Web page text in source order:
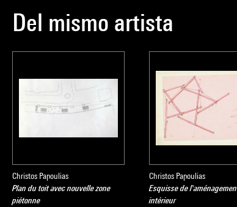
Del mismo artista
Christos Papoulias
Plan du toit avec nouvelle zone
piétonne
Christos Papoulias
Esquisse de
intérieur